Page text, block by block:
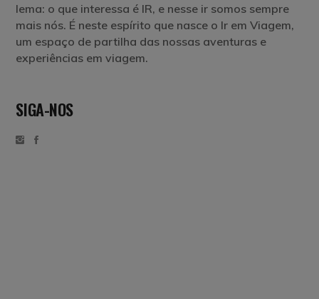
lema: o que interessa é IR, e nesse ir somos sempre
mais nós. É neste espírito que nasce o Ir em Viagem,
um espaço de partilha das nossas aventuras e
experiências em viagem.
SIGA-NOS